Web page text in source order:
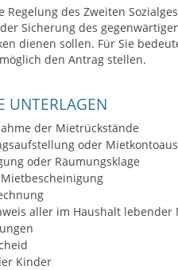
Regelung des Zweiten
Sicherung des
dienen sollen. Für Sie
den Antrag stellen.
UNTERLAGEN
der Mietrückstände
oder
oder Räumungsklage
aller im Haushalt
Kinder